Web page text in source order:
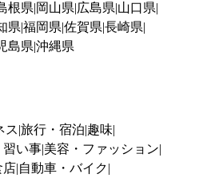
根県 岡山県 広島県 山口県
県 福岡県 佐賀県 長崎県
島県 沖縄県
ス 旅行・宿泊 趣味
習い事 美容・ファッション
店 自動車・バイク